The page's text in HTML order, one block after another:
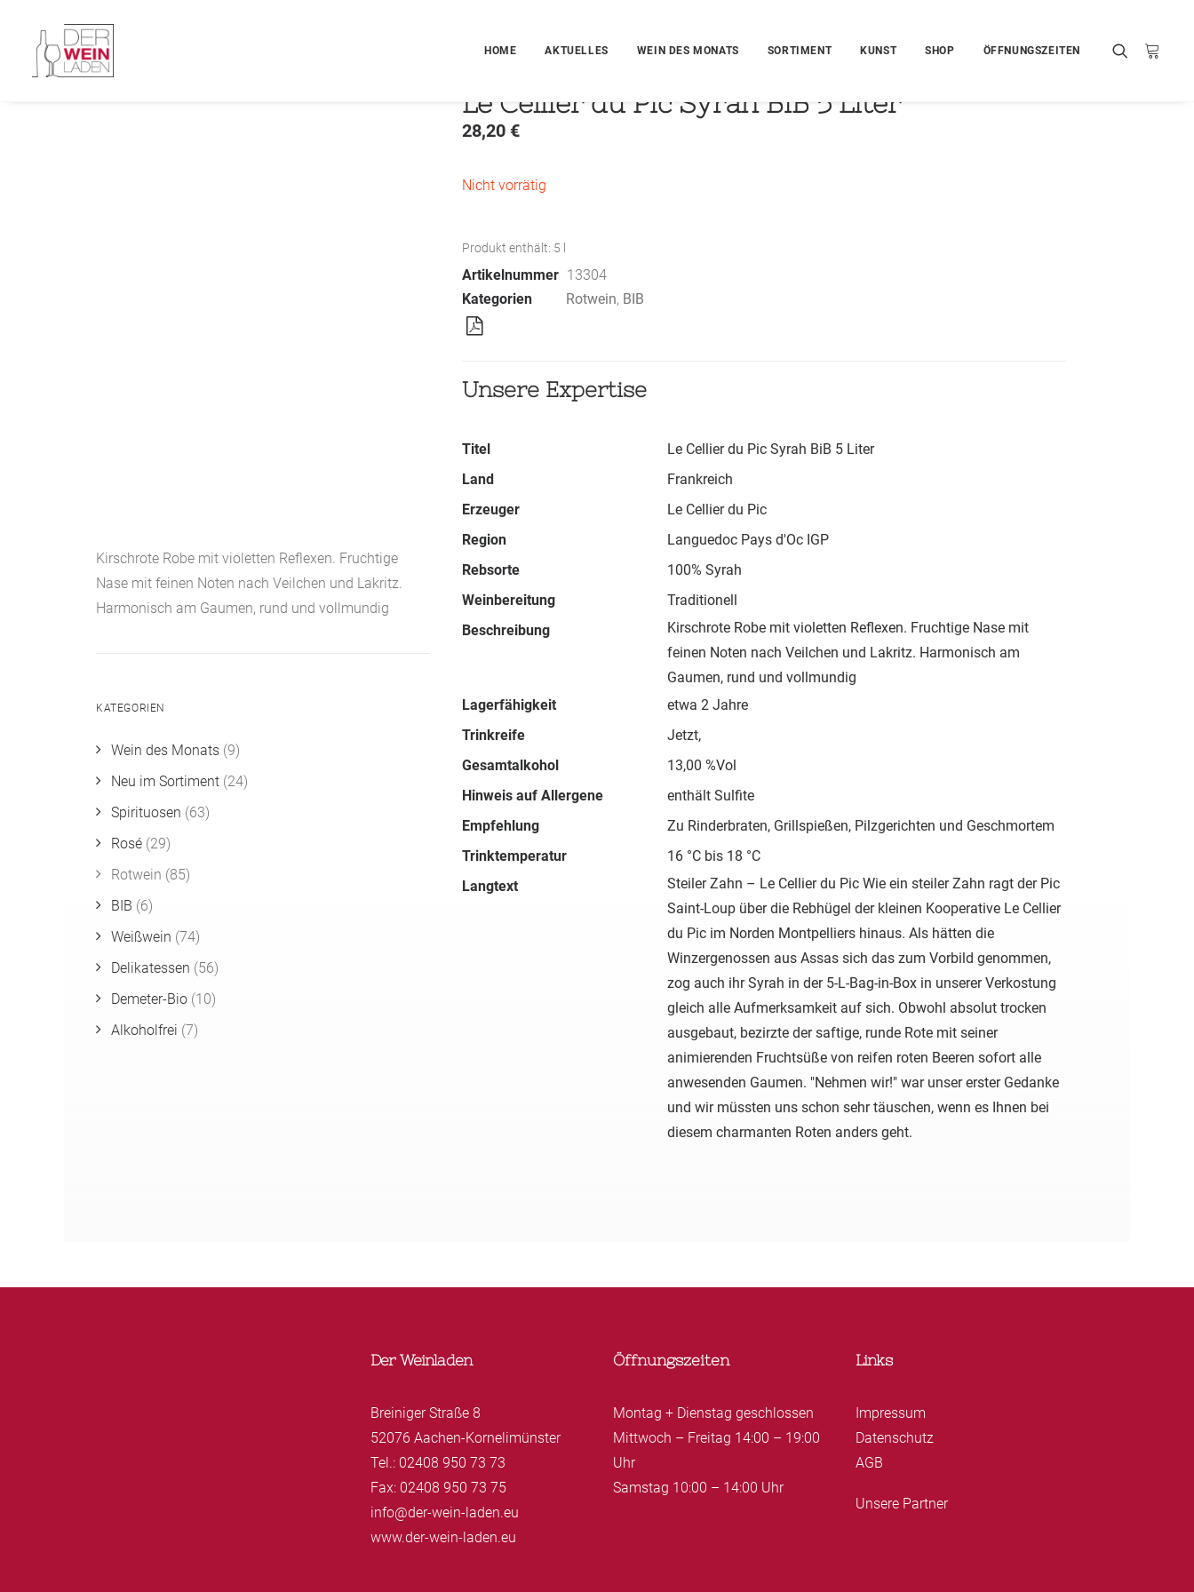
HOME AKTUELLES WEIN DES MONATS SORTIMENT KUNST SHOP ÖFFNUNGSZEITEN
Kirschrote Robe mit violetten Reflexen. Fruchtige
Nase mit feinen Noten nach Veilchen und Lakritz.
Harmonisch am Gaumen, rund und vollmundig
KATEGORIEN
Wein des Monats (9)
Neu im Sortiment (24)
Spirituosen (63)
Rosé (29)
Rotwein (85)
BIB (6)
Weißwein (74)
Delikatessen (56)
Demeter-Bio (10)
Alkoholfrei (7)
Le Cellier du Pic Syrah BiB 5 Liter
28,20 €
Nicht vorrätig
Produkt enthält: 5
Artikelnummer 13304
Kategorien
Rotwein, BIB
Unsere Expertise
Titel
Le Cellier du Pic Syrah BiB 5 Liter
Land
Frankreich
Erzeuger
Le Cellier du Pic
Region
Languedoc Pays d'Oc IGP
Rebsorte
100% Syrah
Weinbereitung
Traditionell
Beschreibung
Kirschrote Robe mit violetten Reflexen. Fruchtige Nase mit
feinen Noten nach Veilchen und Lakritz. Harmonisch am
Gaumen, rund und vollmundig
Lagerfähigkeit
etwa 2 Jahre
Trinkreife
Jetzt,
Gesamtalkohol
13,00 %Vol
Hinweis auf Allergene
enthält Sulfite
Empfehlung
Zu Rinderbraten, Grillspießen, Pilzgerichten und Geschmortem
Trinktemperatur
16 °C bis 18 °C
Langtext
Steiler Zahn – Le Cellier du Pic Wie ein steiler Zahn ragt der Pic
Saint-Loup über die Rebhügel der kleinen Kooperative Le Cellier
du Pic im Norden Montpelliers hinaus. Als hätten die
Winzergenossen aus Assas sich das zum Vorbild genommen,
zog auch ihr Syrah in der 5-L-Bag-in-Box in unserer Verkostung
gleich alle Aufmerksamkeit auf sich. Obwohl absolut trocken
ausgebaut, bezirzte der saftige, runde Rote mit seiner
animierenden Fruchtsüße von reifen roten Beeren sofort alle
anwesenden Gaumen. "Nehmen wir!" war unser erster Gedanke
und wir müssten uns schon sehr täuschen, wenn es Ihnen bei
diesem charmanten Roten anders geht.
Der Weinladen
Breiniger Straße 8
52076 Aachen-Kornelimünster
Tel.: 02408 950 73 73
Fax: 02408 950 73 75
info@der-wein-laden.eu
www.der-wein-laden.eu
Öffnungszeiten
Montag + Dienstag geschlossen
Mittwoch – Freitag 14:00 – 19:00
Uhr
Samstag 10:00 – 14:00 Uhr
Links
Impressum
Datenschutz
AGB
Unsere Partner